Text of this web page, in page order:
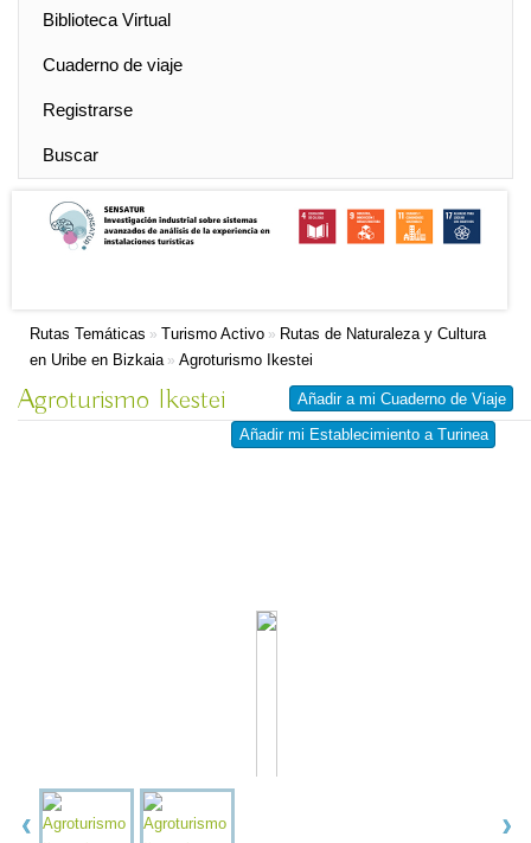
Biblioteca Virtual
Cuaderno de viaje
Registrarse
Buscar
Rutas Temáticas » Turismo Activo » Rutas de Naturaleza y Cultura
en Uribe en Bizkaia» Agroturismo Ikestei
Añadir a mi Cuaderno de Viaje
Añadir mi Establecimiento a Turinea
Agroturismo Ikestei